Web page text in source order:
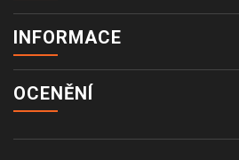
INFORMACE
OCENĚNÍ